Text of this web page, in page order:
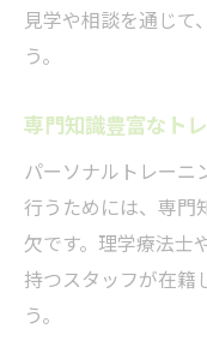
見学や相談を通じて
う。
専門知識豊富なト
パーソナルトレーニ
行うためには、専門
欠です。理学療法士
持つスタッフが在籍
う。